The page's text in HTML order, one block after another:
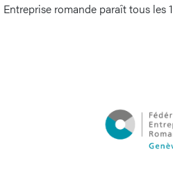
Entreprise romande paraît tous les